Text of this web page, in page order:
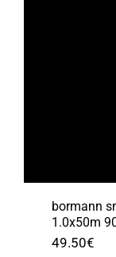
bormann
1.0x50m
49.50€